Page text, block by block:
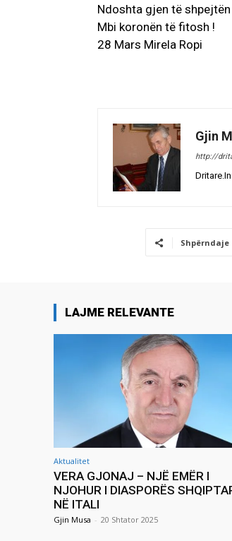
Ndoshta gjen të
Mbi koronën të fitosh !
28 Mars Mirela Ropi
Gjin
http://
Shpërndaje
LAJME RELEVANTE
Aktualitet
VERA GJONAJ – NJË EMËR I
NJOHUR I DIASPORËS
NË ITALI
Gjin Musa - 20 Shtator 2025